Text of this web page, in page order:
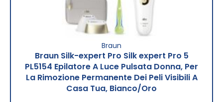
Braun
Braun Silk-expert Pro Silk expert Pro 5
PL5154 Epilatore A Luce Pulsata Donna, Per
La Rimozione Permanente Dei Peli Visibili A
Casa Tua, Bianco/Oro